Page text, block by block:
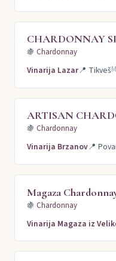
CHARDONNAY
🍇 Chardonnay
Vinarija Lazar📍 Tikveš
ARTISAN
🍇 Chardonnay
Vinarija Brzanov📍
Magaza
🍇 Chardonnay
Vinarija Magaza iz